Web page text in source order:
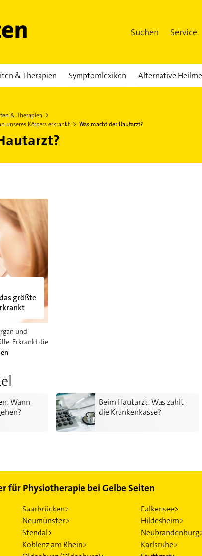
Suchen Service
& Therapien Symptomlexikon Alternative
& Therapien
unseres Körpers erkrankt
Was macht der Hautarzt?
größte
und
Erkrankt die
Organ unseres Körpers erkrankt
Wann
Hautarzt gehen?
Beim Hautarzt: Was zahlt
die Krankenkasse?
Beim Hautarzt: Was zahlt die Krankenkasse?
für Physiotherapie bei Gelbe Seiten
Saarbrücken> Falkensee>
Neumünster> Hildesheim>
Stendal>
Koblenz am Rhein> Karlsruhe>